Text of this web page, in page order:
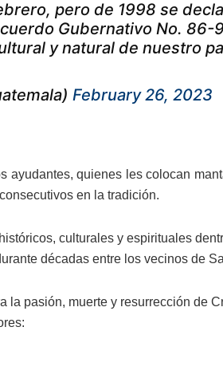
pero de 1998 se
Gubernativo No.
y natural de nuestro
February 26, 2023
ayudantes, quienes les colocan
en la tradición.
culturales y espirituales
décadas entre los vecinos de
la pasión, muerte y resurrección de